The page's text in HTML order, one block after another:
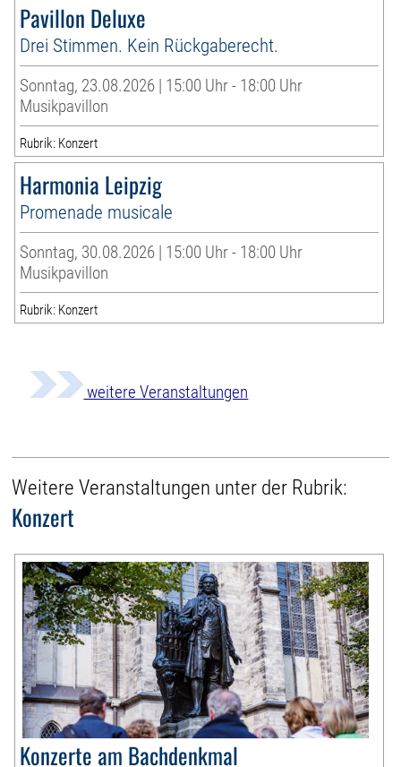
Pavillon Deluxe
Drei Stimmen. Kein Rückgaberecht.
Sonntag, 23.08.2026 | 15:00 Uhr - 18:00 Uhr
Musikpavillon
Rubrik: Konzert
Harmonia Leipzig
Promenade musicale
Sonntag, 30.08.2026 | 15:00 Uhr - 18:00 Uhr
Musikpavillon
Rubrik: Konzert
weitere Veranstaltungen
Weitere Veranstaltungen unter der Rubrik:
Konzert
Konzerte am Bachdenkmal